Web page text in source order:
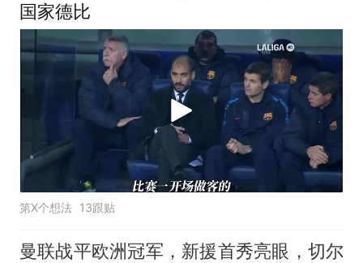
国家德比
第X个想法 13跟贴
曼联战平欧洲冠军，新援首秀亮眼，切尔